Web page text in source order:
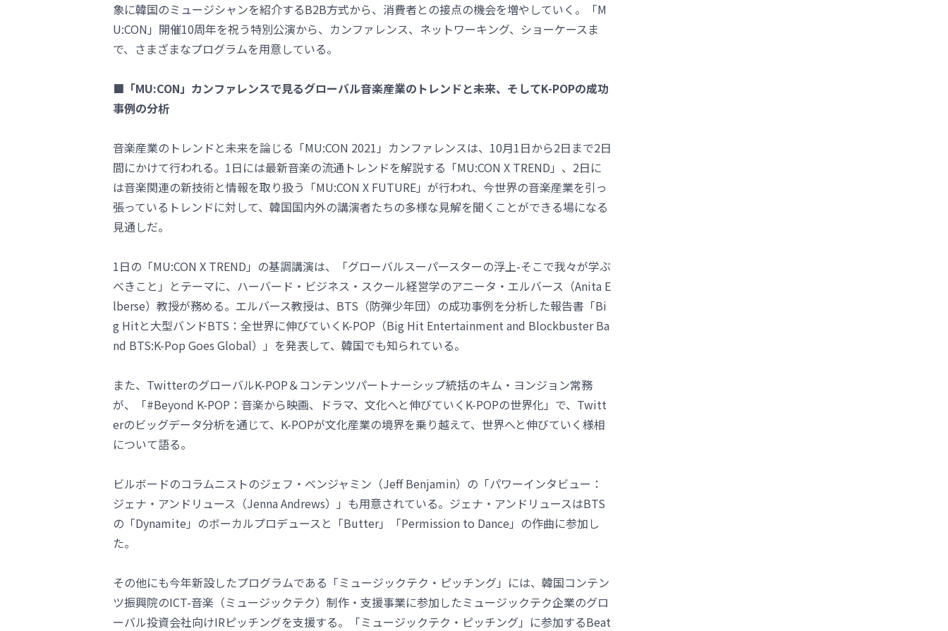
象に韓国のミュージシャンを紹介するB2B方式から、消費者との接点の機会を増やしていく。「M
U:CON」開催10周年を祝う特別公演から、カンファレンス、ネットワーキング、ショーケースま
で、さまざまなプログラムを用意している。
■「MU:CON」カンファレンスで見るグローバル音楽産業のトレンドと未来、そしてK-POPの成功
事例の分析
音楽産業のトレンドと未来を論じる「MU:CON 2021」カンファレンスは、10月1日から2日まで2日
間にかけて行われる。1日には最新音楽の流通トレンドを解説する「MU:CON X TREND」、2日に
は音楽関連の新技術と情報を取り扱う「MU:CON X FUTURE」が行われ、今世界の音楽産業を引っ
張っているトレンドに対して、韓国国内外の講演者たちの多様な見解を聞くことができる場になる
見通しだ。
1日の「MU:CON X TREND」の基調講演は、「グローバルスーパースターの浮上-そこで我々が学ぶ
べきこと」とテーマに、ハーバード・ビジネス・スクール経営学のアニータ・エルバース（Anita E
lberse）教授が務める。エルバース教授は、BTS（防弾少年団）の成功事例を分析した報告書「Bi
g Hitと大型バンドBTS：全世界に伸びていくK-POP（Big Hit Entertainment and Blockbuster Ba
nd BTS:K-Pop Goes Global）」を発表して、韓国でも知られている。
また、TwitterのグローバルK-POP＆コンテンツパートナーシップ統括のキム・ヨンジョン常務
が、「#Beyond K-POP：音楽から映画、ドラマ、文化へと伸びていくK-POPの世界化」で、Twitt
erのビッグデータ分析を通じて、K-POPが文化産業の境界を乗り越えて、世界へと伸びていく様相
について語る。
ビルボードのコラムニストのジェフ・ベンジャミン（Jeff Benjamin）の「パワーインタビュー：
ジェナ・アンドリュース（Jenna Andrews）」も用意されている。ジェナ・アンドリュースはBTS
の「Dynamite」のボーカルプロデュースと「Butter」「Permission to Dance」の作曲に参加し
た。
その他にも今年新設したプログラムである「ミュージックテク・ピッチング」には、韓国コンテン
ツ振興院のICT-音楽（ミュージックテク）制作・支援事業に参加したミュージックテク企業のグロ
ーバル投資会社向けIRピッチングを支援する。「ミュージックテク・ピッチング」に参加するBeat